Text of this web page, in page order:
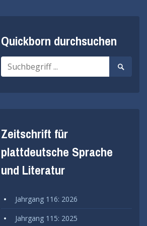
Quickborn durchsuchen
Suche
nach:
Suche
starten
Zeitschrift für
plattdeutsche Sprache
und Literatur
Jahrgang 116: 2026
Jahrgang 115: 2025